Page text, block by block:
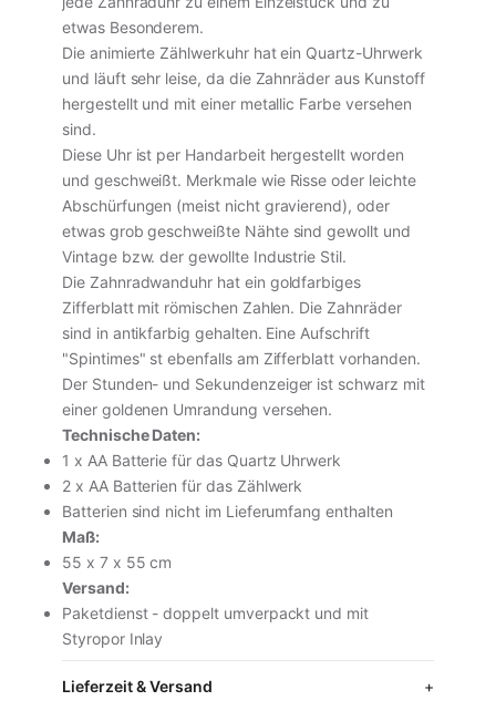
etwas Besonderem.
Die animierte Zählwerkuhr hat ein Quartz-Uhrwerk
und läuft sehr leise, da die Zahnräder aus Kunstoff
hergestellt und mit einer metallic Farbe versehen
sind.
Diese Uhr ist per Handarbeit hergestellt worden
und geschweißt. Merkmale wie Risse oder leichte
Abschürfungen (meist nicht gravierend), oder
etwas grob geschweißte Nähte sind gewollt und
Vintage bzw. der gewollte Industrie Stil.
Die Zahnradwanduhr hat ein goldfarbiges
Zifferblatt mit römischen Zahlen. Die Zahnräder
sind in antikfarbig gehalten. Eine Aufschrift
"Spintimes" st ebenfalls am Zifferblatt vorhanden.
Der Stunden- und Sekundenzeiger ist schwarz mit
einer goldenen Umrandung versehen.
Technische Daten:
1 x AA Batterie für das Quartz Uhrwerk
2 x AA Batterien für das Zählwerk
Batterien sind nicht im Lieferumfang enthalten
Maß:
55 x 7 x 55 cm
Versand:
Paketdienst - doppelt umverpackt und mit
Styropor Inlay
Lieferzeit & Versand
inkl. MwSt. · zzgl. Versand
In den Warenkorb
Vollständige Produktseite ansehen